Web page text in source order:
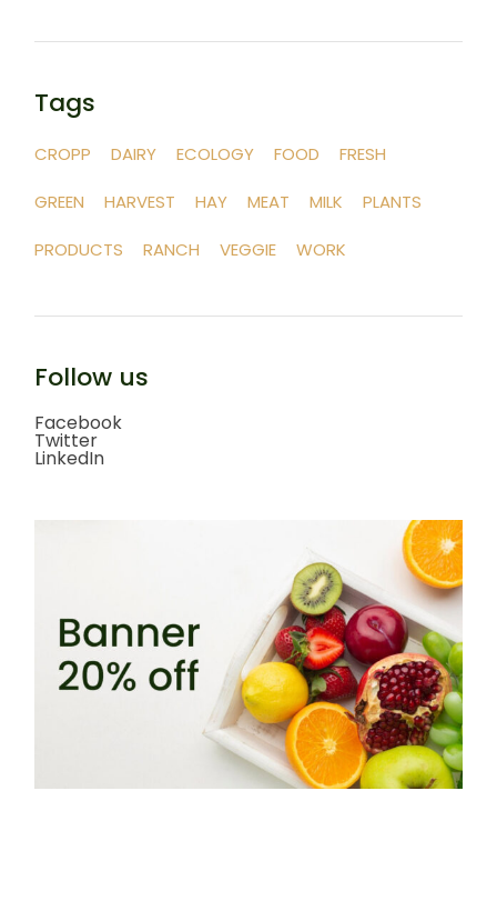
Tags
CROPP DAIRY ECOLOGY FOOD FRESH
GREEN HARVEST HAY MEAT MILK PLANTS
PRODUCTS RANCH VEGGIE WORK
Follow us
Facebook
Twitter
LinkedIn